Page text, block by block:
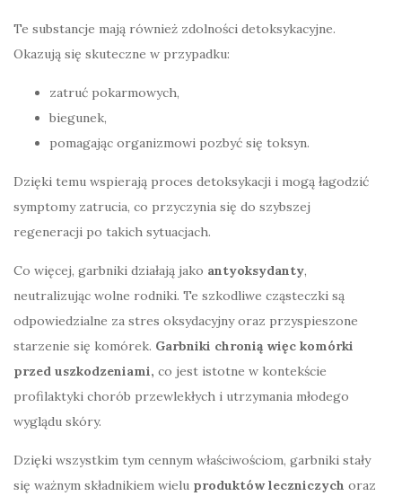
Te substancje mają również zdolności detoksykacyjne.
Okazują się skuteczne w przypadku:
zatruć pokarmowych,
biegunek,
pomagając organizmowi pozbyć się toksyn.
Dzięki temu wspierają proces detoksykacji i mogą łagodzić
symptomy zatrucia, co przyczynia się do szybszej
regeneracji po takich sytuacjach.
Co więcej, garbniki działają jako antyoksydanty,
neutralizując wolne rodniki. Te szkodliwe cząsteczki są
odpowiedzialne za stres oksydacyjny oraz przyspieszone
starzenie się komórek. Garbniki chronią więc komórki
przed uszkodzeniami, co jest istotne w kontekście
profilaktyki chorób przewlekłych i utrzymania młodego
wyglądu skóry.
Dzięki wszystkim tym cennym właściwościom, garbniki stały
się ważnym składnikiem wielu produktów leczniczych oraz